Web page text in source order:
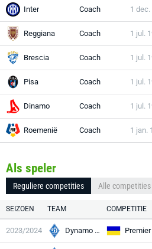
Inter Coach 1 dec.
Reggiana Coach 1 jul.
Brescia Coach 1 jul.
Pisa Coach 1 jul.
Dinamo Coach 1 jul.
Roemenië Coach 1 jan.
Als speler
Reguliere competities Alle competities
SEIZOEN TEAM COMPETITIE
2023/2024 Dynamo Kyiv